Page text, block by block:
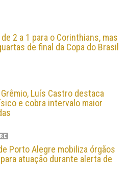
2 a 1 para o Corinthians, mas
de final da Copa do Brasil
Luís Castro destaca
e cobra intervalo maior
Porto Alegre mobiliza órgãos
atuação durante alerta de